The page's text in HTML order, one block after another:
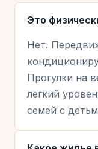
Это
Нет.
Прогулки на
легкий
семей с